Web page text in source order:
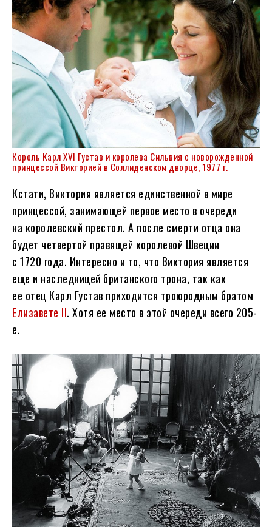
Король Карл XVI Густав и королева Сильвия с новорожденной
принцессой Викторией в Соллиденском дворце, 1977 г.
Кстати, Виктория является единственной в мире
принцессой, занимающей первое место в очереди
на королевский престол. А после смерти отца она
будет четвертой правящей королевой Швеции
с 1720 года. Интересно и то, что Виктория является
еще и наследницей британского трона, так как
ее отец Карл Густав приходится троюродным братом
Елизавете II. Хотя ее место в этой очереди всего 205-
е.